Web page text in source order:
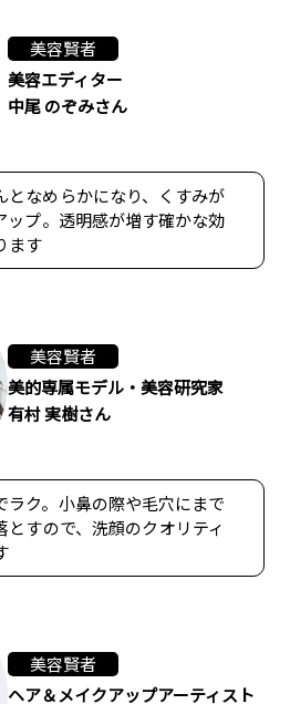
美容賢者
美容エディター
中尾 のぞみさん
となめらかになり、くすみが
ップ。透明感が増す確かな効
ます
美容賢者
美的専属モデル・美容研究家
有村 実樹さん
ラク。小鼻の際や毛穴にまで
とすので、洗顔のクオリティ
美容賢者
ヘア＆メイクアップアーティスト